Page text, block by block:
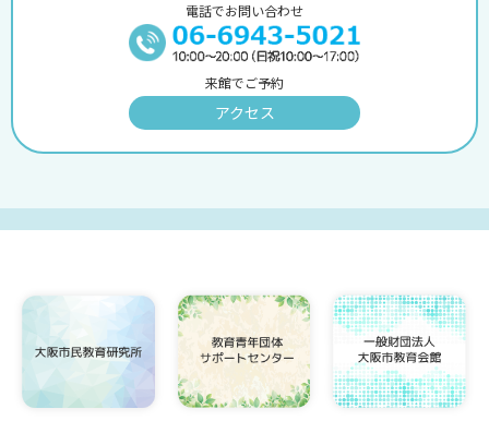
電話でお問い合わせ
来館でご予約
アクセス